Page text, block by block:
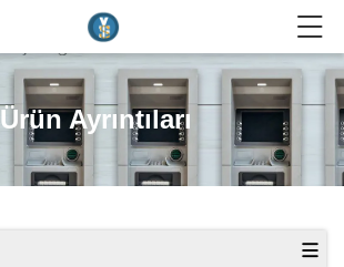
Ürün Ayrıntıları